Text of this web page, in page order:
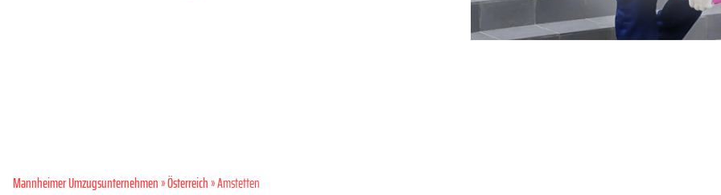
Mannheimer Umzugsunternehmen»Österreich» Amstetten